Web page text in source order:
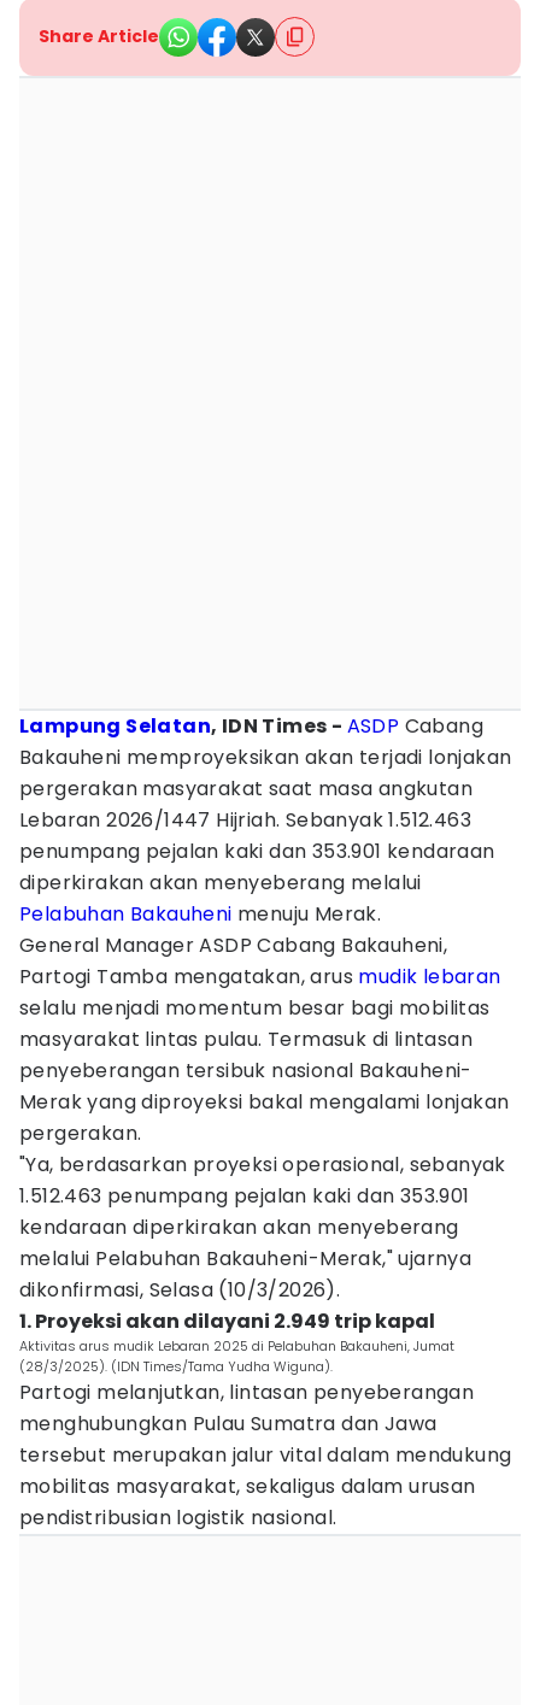
Share Article
Lampung Selatan, IDN Times - ASDP Cabang
Bakauheni memproyeksikan akan terjadi lonjakan
pergerakan masyarakat saat masa angkutan
Lebaran 2026/1447 Hijriah. Sebanyak 1.512.463
penumpang pejalan kaki dan 353.901 kendaraan
diperkirakan akan menyeberang melalui
Pelabuhan Bakauheni menuju Merak.
General Manager ASDP Cabang Bakauheni,
Partogi Tamba mengatakan, arus mudik lebaran
selalu menjadi momentum besar bagi mobilitas
masyarakat lintas pulau. Termasuk di lintasan
penyeberangan tersibuk nasional Bakauheni-
Merak yang diproyeksi bakal mengalami lonjakan
pergerakan.
"Ya, berdasarkan proyeksi operasional, sebanyak
1.512.463 penumpang pejalan kaki dan 353.901
kendaraan diperkirakan akan menyeberang
melalui Pelabuhan Bakauheni-Merak," ujarnya
dikonfirmasi, Selasa (10/3/2026).
1. Proyeksi akan dilayani 2.949 trip kapal
Aktivitas arus mudik Lebaran 2025 di Pelabuhan Bakauheni, Jumat
(28/3/2025). (IDN Times/Tama Yudha Wiguna).
Partogi melanjutkan, lintasan penyeberangan
menghubungkan Pulau Sumatra dan Jawa
tersebut merupakan jalur vital dalam mendukung
mobilitas masyarakat, sekaligus dalam urusan
pendistribusian logistik nasional.